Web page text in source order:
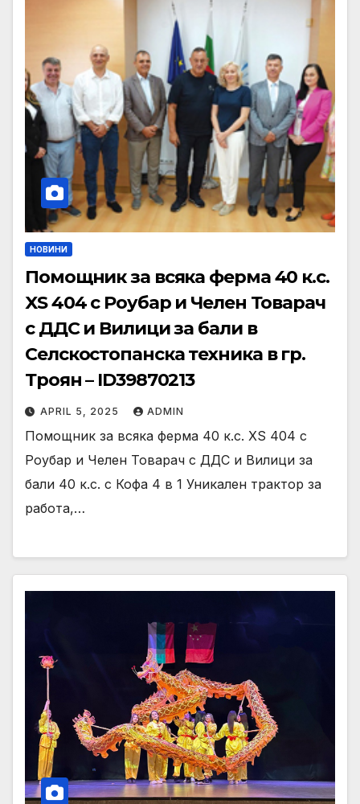
НОВИНИ
Помощник за всяка ферма 40 к.с.
XS 404 с Роубар и Челен Товарач
с ДДС и Вилици за бали в
Селскостопанска техника в гр.
Троян – ID39870213
APRIL 5, 2025 ADMIN
Помощник за всяка ферма 40 к.с. XS 404 с
Роубар и Челен Товарач с ДДС и Вилици за
бали 40 к.с. с Кофа 4 в 1 Уникален трактор за
работа,…